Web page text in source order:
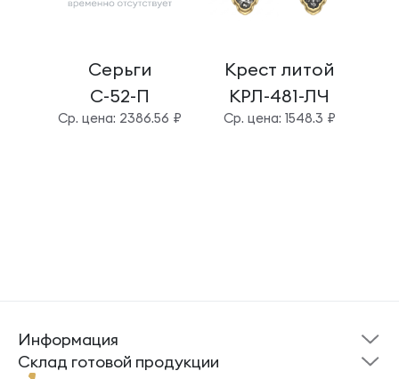
Серьги
С-52-П
Cр. цена: 2386.56 ₽
Крест литой
КРЛ-481-ЛЧ
Cр. цена: 1548.3 ₽
Информация
Склад готовой
продукции
Помощь
Cклад готовой продукции
Кресты Ложки